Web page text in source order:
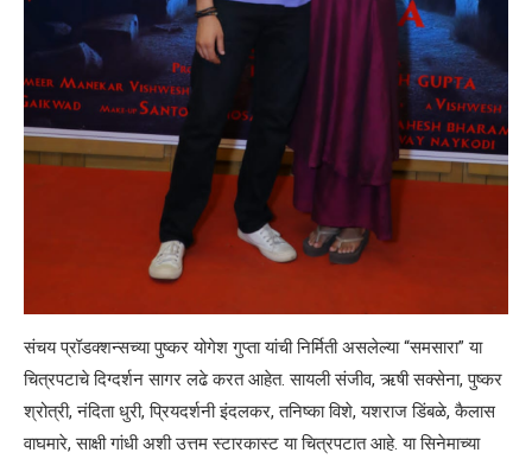
संचय प्रॉडक्शन्सच्या पुष्कर योगेश गुप्ता यांची निर्मिती असलेल्या “समसारा” या
चित्रपटाचे दिग्दर्शन सागर लढे करत आहेत. सायली संजीव, ऋषी सक्सेना, पुष्कर
श्रोत्री, नंदिता धुरी, प्रियदर्शनी इंदलकर, तनिष्का विशे, यशराज डिंबळे, कैलास
वाघमारे, साक्षी गांधी अशी उत्तम स्टारकास्ट या चित्रपटात आहे. या सिनेमाच्या